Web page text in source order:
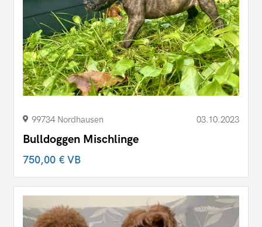
99734 Nordhausen 03.10.2023
Bulldoggen Mischlinge
750,00 €VB